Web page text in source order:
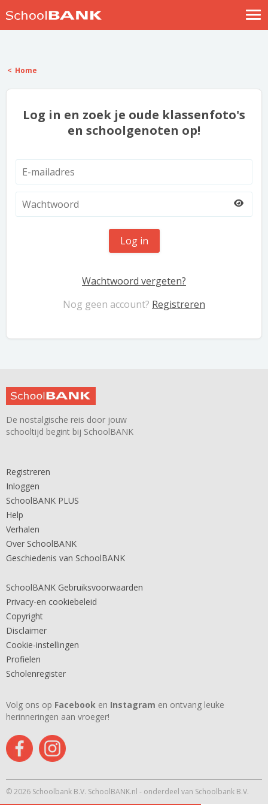
Help
Home
Log in en zoek je oude klassenfoto's
en schoolgenoten op!
Log in
Wachtwoord vergeten?
Nog geen account? Registreren
De nostalgische reis door jouw
schooltijd begint bij SchoolBANK
Registreren
Inloggen
SchoolBANK PLUS
Help
Verhalen
Over SchoolBANK
Geschiedenis van SchoolBANK
SchoolBANK Gebruiksvoorwaarden
Privacy-en cookiebeleid
Copyright
Disclaimer
Cookie-instellingen
Profielen
Scholenregister
Volg ons op Facebook en Instagram en ontvang leuke
herinneringen aan vroeger!
© 2026 Schoolbank B.V. SchoolBANK.nl - onderdeel van Schoolbank B.V.